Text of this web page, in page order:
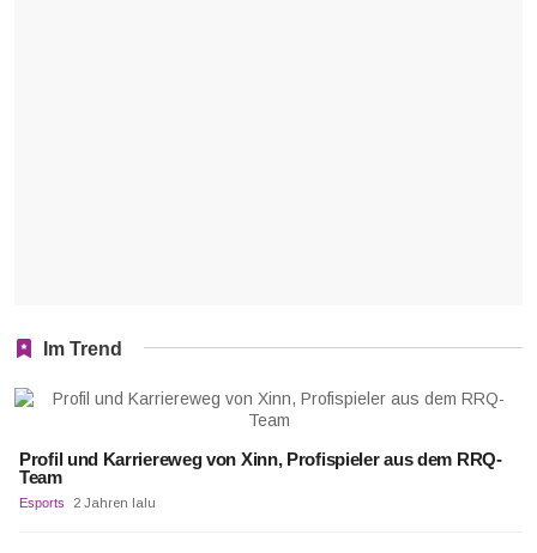
Im Trend
Profil und Karriereweg von Xinn, Profispieler aus dem RRQ-
Team
Esports 2 Jahren lalu